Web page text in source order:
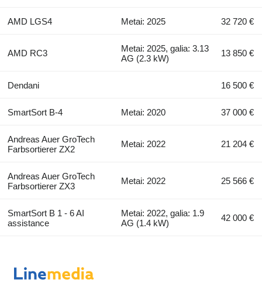
AMD LGS4 Metai: 2025 32 720 €
AMD RC3
Metai: 2025, galia: 3.13
AG (2.3 kW)
13 850 €
Dendani 16 500 €
SmartSort B-4 Metai: 2020 37 000 €
Andreas Auer GroTech
Farbsortierer ZX2
Metai: 2022 21 204 €
Andreas Auer GroTech
Farbsortierer ZX3
Metai: 2022 25 566 €
SmartSort B 1 - 6 AI
assistance
Metai: 2022, galia: 1.9
AG (1.4 kW)
42 000 €